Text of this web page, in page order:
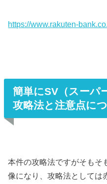
https://www.rakuten-
簡単にSV（スーパ
攻略法と注意点に
本件の攻略法ですがそもそ
像になり、攻略法としては